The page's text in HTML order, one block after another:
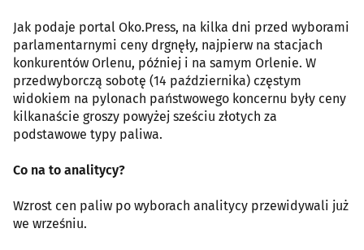
Jak podaje portal Oko.Press, na kilka dni przed wyborami
parlamentarnymi ceny drgnęły, najpierw na stacjach
konkurentów Orlenu, później i na samym Orlenie. W
przedwyborczą sobotę (14 października) częstym
widokiem na pylonach państwowego koncernu były ceny
kilkanaście groszy powyżej sześciu złotych za
podstawowe typy paliwa.
Co na to analitycy?
Wzrost cen paliw po wyborach analitycy przewidywali już
we wrześniu.